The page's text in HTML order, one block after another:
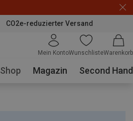
CO2e-reduzierter Versand
Mein KontoWunschlisteWarenkorb
Shop Magazin Second Hand